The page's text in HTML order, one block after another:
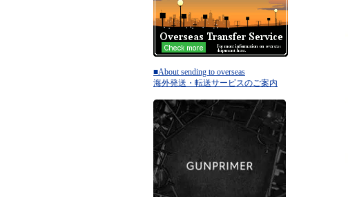
■About sending to overseas
海外発送・転送サービスのご案内